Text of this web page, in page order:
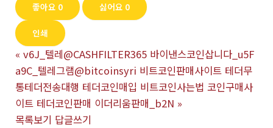
좋아요 0 싫어요 0
인쇄
« v6J_텔레@CASHFILTER365 바이낸스코인삽니다_u5F
a9C_텔레그램@bitcoinsyri 비트코인판매사이트 테더무
통테더전송대행 테더코인매입 비트코인사는법 코인구매사
이트 테더코인판매 이더리움판매_b2N »
목록보기 답글쓰기